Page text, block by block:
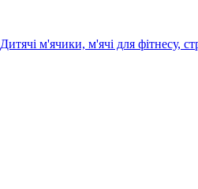
Дитячі м'ячики, м'ячі для фітнесу,